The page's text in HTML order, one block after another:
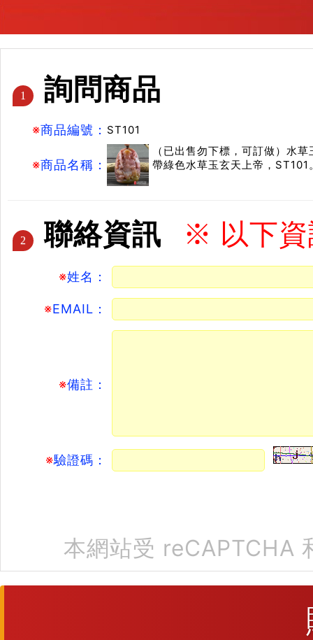
1 詢問商品
※商品編號： ST101
※商品名稱：
（已出售勿下標，可訂做）水
帶綠色水草玉玄天上帝，
2 聯絡資訊 ※ 以下資
※姓名：
※EMAIL：
※備註：
※驗證碼：
本網站受 reCAPTCHA